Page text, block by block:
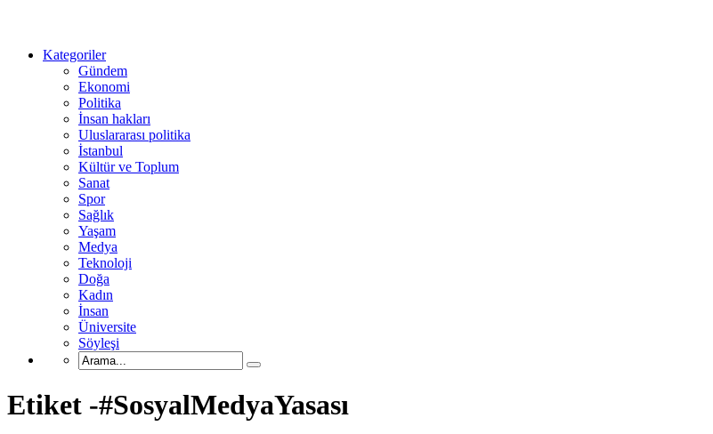
Kategoriler
Gündem
Ekonomi
Politika
İnsan hakları
Uluslararası politika
İstanbul
Kültür ve Toplum
Sanat
Spor
Sağlık
Yaşam
Medya
Teknoloji
Doğa
Kadın
İnsan
Üniversite
Söyleşi
Etiket -#SosyalMedyaYasası